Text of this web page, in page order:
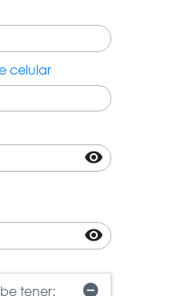
celular
visibility
visibility
tener: remove_circle